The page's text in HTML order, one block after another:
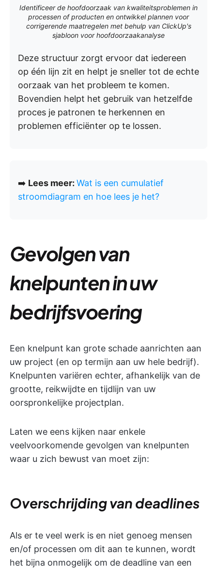
Identificeer de hoofdoorzaak van kwaliteitsproblemen in
processen of producten en ontwikkel plannen voor
corrigerende maatregelen met behulp van ClickUp's
sjabloon voor hoofdoorzaakanalyse
Deze structuur zorgt ervoor dat iedereen
op één lijn zit en helpt je sneller tot de echte
oorzaak van het probleem te komen.
Bovendien helpt het gebruik van hetzelfde
proces je patronen te herkennen en
problemen efficiënter op te lossen.
➡️ Lees meer: Wat is een cumulatief
stroomdiagram en hoe lees je het?
Gevolgen van
knelpunten in uw
bedrijfsvoering
Een knelpunt kan grote schade aanrichten aan
uw project (en op termijn aan uw hele bedrijf).
Knelpunten variëren echter, afhankelijk van de
grootte, reikwijdte en tijdlijn van uw
oorspronkelijke projectplan.
Laten we eens kijken naar enkele
veelvoorkomende gevolgen van knelpunten
waar u zich bewust van moet zijn:
Overschrijding van deadlines
Als er te veel werk is en niet genoeg mensen
en/of processen om dit aan te kunnen, wordt
het bijna onmogelijk om de deadline van een